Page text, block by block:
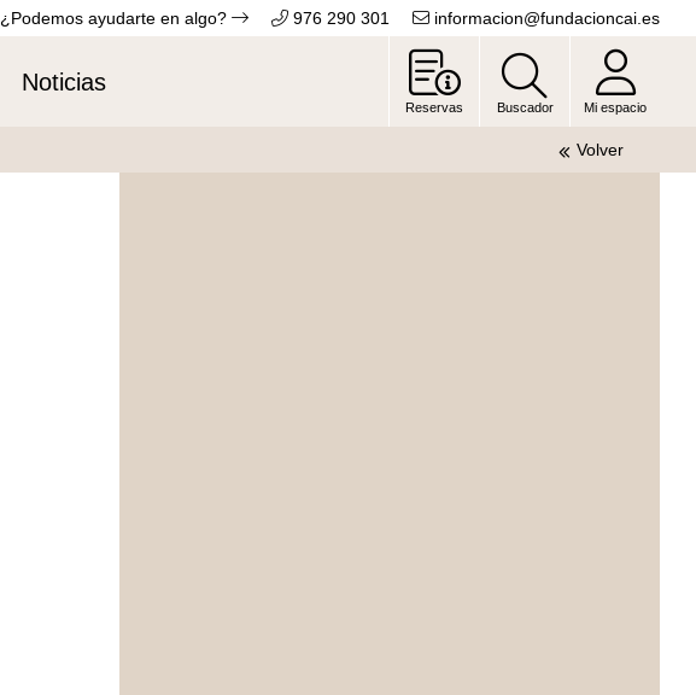
¿Podemos ayudarte en algo? 976 290 301 informacion@fundacioncai.es
Noticias
Reservas Buscador Mi espacio
Volver